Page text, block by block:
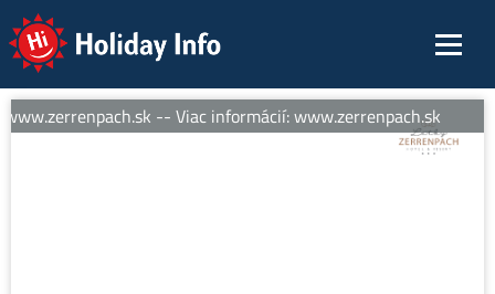
Holiday Info
-- Viac informácií: www.zerrenpach.sk